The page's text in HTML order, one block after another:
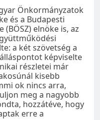
Önkormányzatok
és a Budapesti
elnöke is, az
a két szövetség a
képviselte
részletei már
kisebb
ok nincs arra,
meg a nagyobb
hozzátéve, hogy
erre a